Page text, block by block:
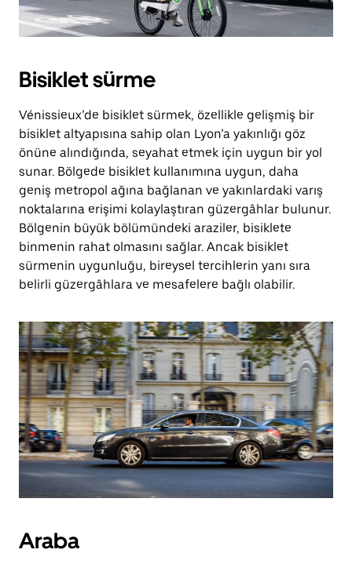
Bisiklet sürme
Vénissieux’de bisiklet sürmek, özellikle gelişmiş bir
bisiklet altyapısına sahip olan Lyon’a yakınlığı göz
önüne alındığında, seyahat etmek için uygun bir yol
sunar. Bölgede bisiklet kullanımına uygun, daha
geniş metropol ağına bağlanan ve yakınlardaki varış
noktalarına erişimi kolaylaştıran güzergâhlar bulunur.
Bölgenin büyük bölümündeki araziler, bisiklete
binmenin rahat olmasını sağlar. Ancak bisiklet
sürmenin uygunluğu, bireysel tercihlerin yanı sıra
belirli güzergâhlara ve mesafelere bağlı olabilir.
Araba